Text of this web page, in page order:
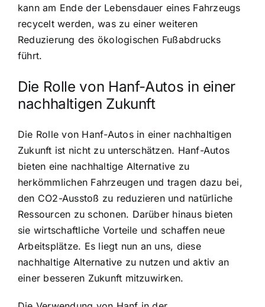
kann am Ende der Lebensdauer eines Fahrzeugs
recycelt werden, was zu einer weiteren
Reduzierung des ökologischen Fußabdrucks
führt.
Die Rolle von Hanf-Autos in einer
nachhaltigen Zukunft
Die Rolle von Hanf-Autos in einer nachhaltigen
Zukunft ist nicht zu unterschätzen. Hanf-Autos
bieten eine nachhaltige Alternative zu
herkömmlichen Fahrzeugen und tragen dazu bei,
den CO2-Ausstoß zu reduzieren und natürliche
Ressourcen zu schonen. Darüber hinaus bieten
sie wirtschaftliche Vorteile und schaffen neue
Arbeitsplätze. Es liegt nun an uns, diese
nachhaltige Alternative zu nutzen und aktiv an
einer besseren Zukunft mitzuwirken.